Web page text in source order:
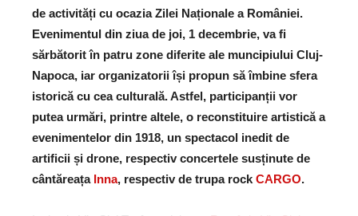
de activități cu ocazia Zilei Naționale a României.
Evenimentul din ziua de joi, 1 decembrie, va fi
sărbătorit în patru zone diferite ale muncipiului Cluj-
Napoca, iar organizatorii își propun să îmbine sfera
istorică cu cea culturală. Astfel, participanții vor
putea urmări, printre altele, o reconstituire artistică a
evenimentelor din 1918, un spectacol inedit de
artificii și drone, respectiv concertele susținute de
cântăreața Inna, respectiv de trupa rock CARGO.